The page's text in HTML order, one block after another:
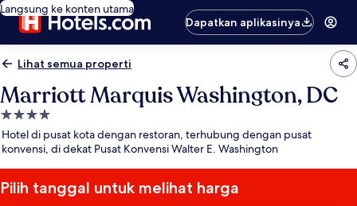
Langsung ke konten utama
Dapatkan aplikasinya
Lihat semua properti
Marriott Marquis Washington, DC
Properti
bintang
4.0
Hotel di pusat kota dengan restoran, terhubung dengan pusat
konvensi, di dekat Pusat Konvensi Walter E. Washington
Pilih tanggal untuk melihat harga